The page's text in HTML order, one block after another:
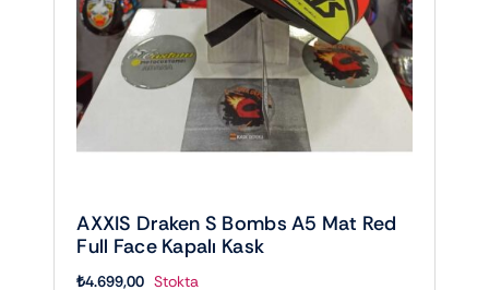
AXXIS Draken S Bombs A5 Mat Red
Full Face Kapalı Kask
₺4.699,00 Stokta